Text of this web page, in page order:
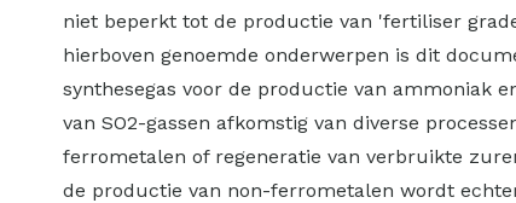
niet beperkt tot de productie van 'fertiliser
hierboven genoemde onderwerpen is dit
synthesegas voor de productie van ammoniak
van SO2-gassen afkomstig van diverse
ferrometalen of regeneratie van verbruikte
de productie van non-ferrometalen wordt